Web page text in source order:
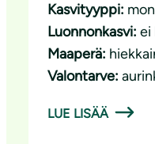
Kasvityyppi:
Luonnonkasvi: ei
Maaperä:
Valontarve:
LUE LISÄÄ